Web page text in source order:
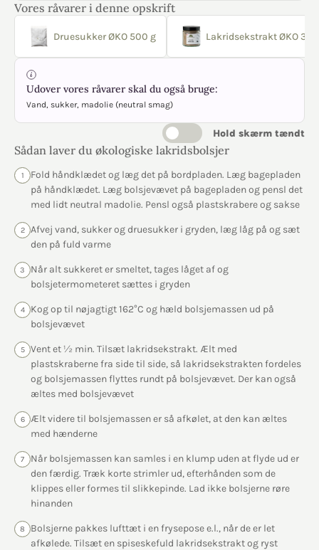
Vores råvarer i denne opskrift
Druesukker ØKO 500 g Lakridsekstrakt ØKO 30
Udover vores råvarer skal du også bruge:
Vand, sukker, madolie (neutral smag)
Hold skærm tændt
Sådan laver du økologiske lakridsbolsjer
1
Fold håndklædet og læg det på bordpladen. Læg bagepladen
på håndklædet. Læg bolsjevævet på bagepladen og pensl det
med lidt neutral madolie. Pensl også plastskrabere og sakse
2
Afvej vand, sukker og druesukker i gryden, læg låg på og sæt
den på fuld varme
3
Når alt sukkeret er smeltet, tages låget af og
bolsjetermometeret sættes i gryden
4
Kog op til nøjagtigt 162°C og hæld bolsjemassen ud på
bolsjevævet
5
Vent et ½ min. Tilsæt lakridsekstrakt. Ælt med
plastskraberne fra side til side, så lakridsekstrakten fordeles
og bolsjemassen flyttes rundt på bolsjevævet. Der kan også
æltes med bolsjevævet
6
Ælt videre til bolsjemassen er så afkølet, at den kan æltes
med hænderne
7
Når bolsjemassen kan samles i en klump uden at flyde ud er
den færdig. Træk korte strimler ud, efterhånden som de
klippes eller formes til slikkepinde. Lad ikke bolsjerne røre
hinanden
8
Bolsjerne pakkes lufttæt i en frysepose e.l., når de er let
afkølede. Tilsæt en spiseskefuld lakridsekstrakt og ryst